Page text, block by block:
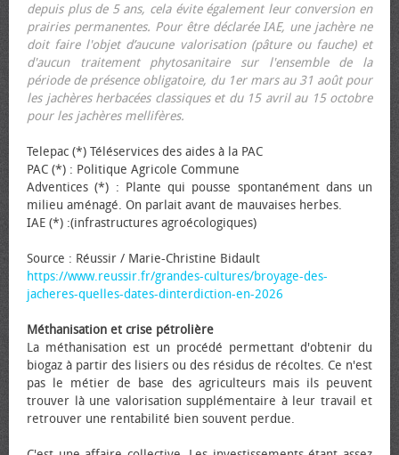
depuis plus de 5 ans, cela évite également leur conversion en
prairies permanentes. Pour être déclarée IAE, une jachère ne
doit faire l'objet d’aucune valorisation (pâture ou fauche) et
d'aucun traitement phytosanitaire sur l'ensemble de la
période de présence obligatoire, du 1er mars au 31 août pour
les jachères herbacées classiques et du 15 avril au 15 octobre
pour les jachères mellifères.
Telepac (*) Téléservices des aides à la PAC
PAC (*) : Politique Agricole Commune
Adventices (*) : Plante qui pousse spontanément dans un
milieu aménagé. On parlait avant de mauvaises herbes.
IAE (*) :(infrastructures agroécologiques)
Source : Réussir / Marie-Christine Bidault
https://www.reussir.fr/grandes-cultures/broyage-des-
jacheres-quelles-dates-dinterdiction-en-2026
Méthanisation et crise pétrolière
La méthanisation est un procédé permettant d'obtenir du
biogaz à partir des lisiers ou des résidus de récoltes. Ce n'est
pas le métier de base des agriculteurs mais ils peuvent
trouver là une valorisation supplémentaire à leur travail et
retrouver une rentabilité bien souvent perdue.